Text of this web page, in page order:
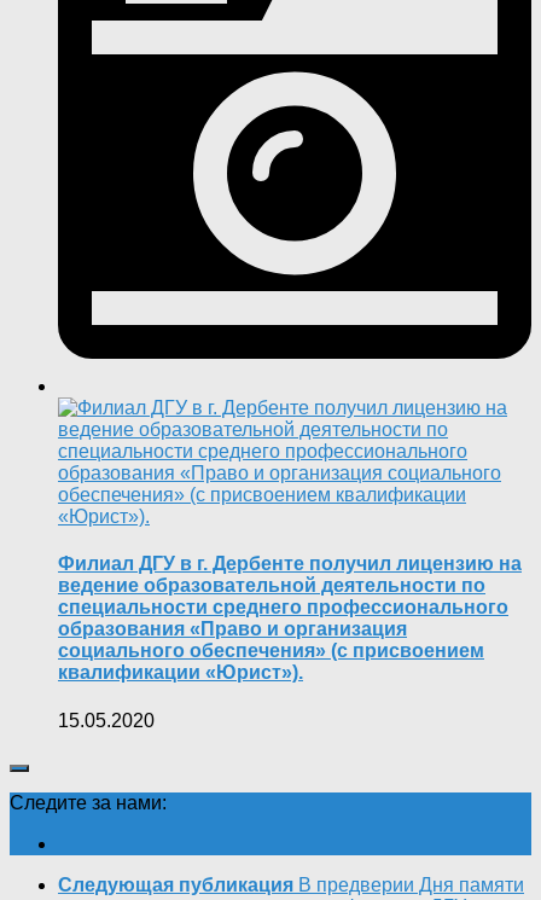
Филиал ДГУ в г. Дербенте получил лицензию на
ведение образовательной деятельности по
специальности среднего профессионального
образования «Право и организация
социального обеспечения» (с присвоением
квалификации «Юрист»).
15.05.2020
Следите за нами:
Следующая публикация В предверии Дня памяти